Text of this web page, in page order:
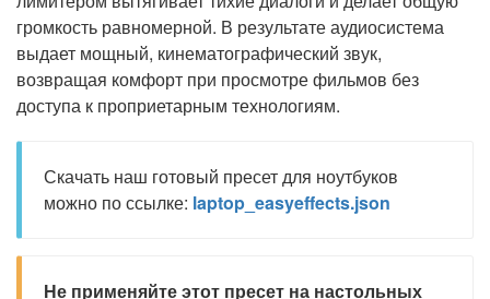
громкость равномерной. В результате аудиосистема
выдает мощный, кинематографический звук,
возвращая комфорт при просмотре фильмов без
доступа к проприетарным технологиям.
Скачать наш готовый пресет для ноутбуков
можно по ссылке: laptop_easyeffects.json
Не применяйте этот пресет на настольных